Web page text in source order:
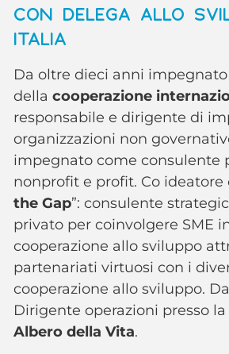
CON DELEGA ALLO
ITALIA
Da oltre dieci anni
dellacooperazione
responsabile e dirigente di
organizzazioni non
impegnato come consulente
nonprofit e profit. Co ideatore
the Gap”: consulente
privato per coinvolgere SME
cooperazione allo sviluppo
partenariati virtuosi con i
cooperazione allo sviluppo.
Dirigente operazioni presso la
Albero della Vita.